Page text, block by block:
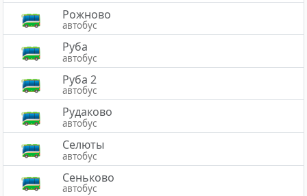
Рожново
автобус
Руба
автобус
Руба 2
автобус
Рудаково
автобус
Селюты
автобус
Сеньково
автобус